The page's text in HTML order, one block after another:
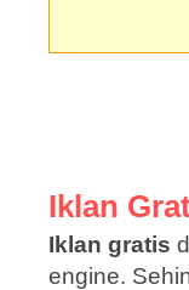
Iklan
Iklan gratis
engine.